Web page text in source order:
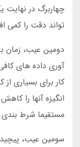
چهاربرگ در
تواند دقت را کمی
دومین عیب، زمان
آوری داده های
کار برای بسیاری
انگیزه آنها را
مستقیما شرط
سومین عیب،